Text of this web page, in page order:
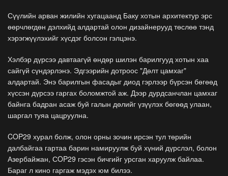
Сүүлийн арван жилийн хугацаанд Баку хотын архитектур эрс
өөрчлөгдөн дэлхийд алдартай олон дизайнерууд төслөө тэнд
хэрэгжүүлэхийг хүсдэг болсон гэлцэнэ.
Хэлбэр дүрсээ давтаагүй өндөр шилэн барилгууд хотын хаа
сайгүй сүндэрлэнэ. Эдгээрийн дотроос "Дөлт цамхаг"
алдартай. Энэ барилгын фасадыг диод гэрлээр бүрсэн бөгөөд
хүссэн дүрсээ гаргах боломжтой аж. Дээр дурдсанчлан цамхаг
байнга бадран асаж буй галын дөлийг үзүүлэх бөгөөд улаан,
шаргал туяа цацруулна.
COP29 хурал болж, олон орны зочин ирсэн тул төрийн
далбайгаа гартаа барин намируулж буй хүний дүрслэл, болон
Азербайжан, СOP29 гэсэн бичгийг урсган харуулж байлаа.
Бараг л кино гаргаж мэдэх юм билээ.